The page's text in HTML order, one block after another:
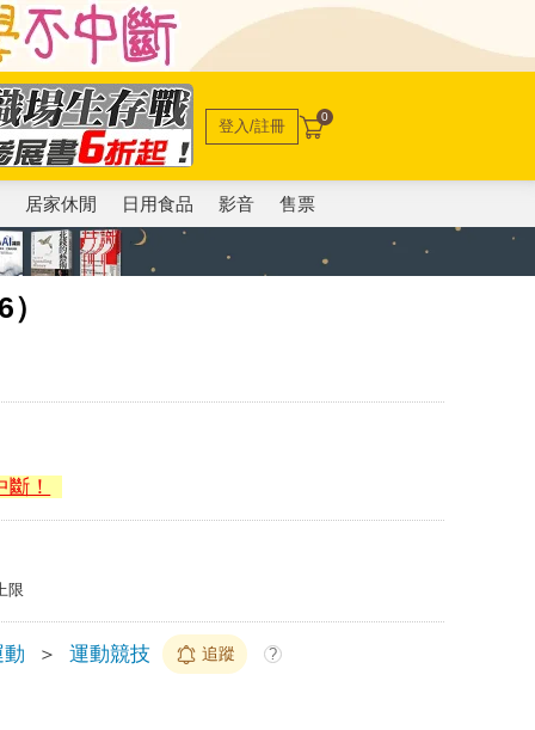
登入/註冊 0
居家休閒 日用食品 影音 售票
！
限
＞ 運動競技 追蹤 ?